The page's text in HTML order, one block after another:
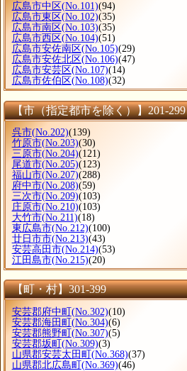
広島市中区(No.101)(94)
広島市東区(No.102)(35)
広島市南区(No.103)(35)
広島市西区(No.104)(51)
広島市安佐南区(No.105)(29)
広島市安佐北区(No.106)(47)
広島市安芸区(No.107)(14)
広島市佐伯区(No.108)(32)
【市（指定都市を除く）】201-299
呉市(No.202)(139)
竹原市(No.203)(30)
三原市(No.204)(121)
尾道市(No.205)(123)
福山市(No.207)(288)
府中市(No.208)(59)
三次市(No.209)(103)
庄原市(No.210)(103)
大竹市(No.211)(18)
東広島市(No.212)(100)
廿日市市(No.213)(43)
安芸高田市(No.214)(53)
江田島市(No.215)(20)
【町・村】301-399
安芸郡府中町 (No.302)(10)
安芸郡海田町 (No.304)(6)
安芸郡熊野町 (No.307)(5)
安芸郡坂町 (No.309)(3)
山県郡安芸太田町 (No.368)(37)
山県郡北広島町 (No.369)(46)